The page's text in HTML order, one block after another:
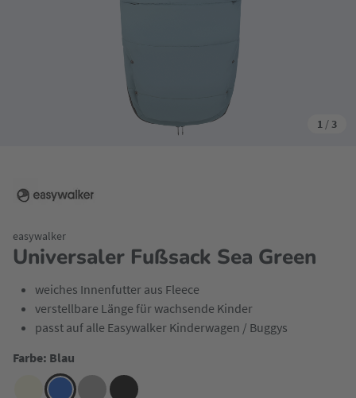
1 / 3
Universaler Fußsack Sea Green
easywalker
weiches Innenfutter aus Fleece
verstellbare Länge für wachsende Kinder
passt auf alle Easywalker Kinderwagen / Buggys
Farbe: Blau